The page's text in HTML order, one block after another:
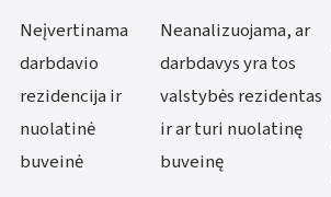
Neįvertinama
darbdavio
rezidencija ir
nuolatinė
buveinė
Neanalizuojama, ar
darbdavys yra tos
valstybės rezidentas
ir ar turi nuolatinę
buveinę